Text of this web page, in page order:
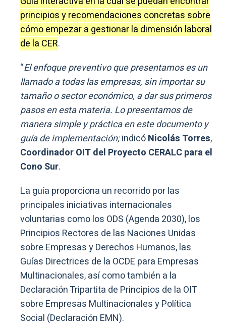
principios y recomendaciones concretas sobre
cómo empezar a gestionar la dimensión laboral
de la CER.
“El enfoque preventivo que presentamos es un
llamado a todas las empresas, sin importar su
tamaño o sector económico, a dar sus primeros
pasos en esta materia. Lo presentamos de
manera simple y práctica en este documento y
guía de implementación;indicóNicolás Torres,
Coordinador OIT del Proyecto CERALC para el
Cono Sur.
La guía proporciona un recorrido por las
principales iniciativas internacionales
voluntarias como los ODS (Agenda 2030), los
Principios Rectores de las Naciones Unidas
sobre Empresas y Derechos Humanos, las
Guías Directrices de la OCDE para Empresas
Multinacionales, así como también a la
Declaración Tripartita de Principios de la OIT
sobre Empresas Multinacionales y Política
Social (Declaración EMN).